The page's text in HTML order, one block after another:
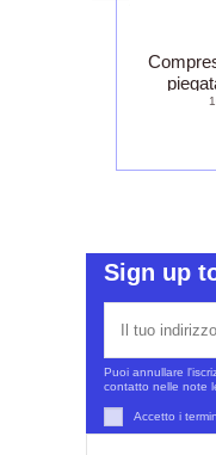
Sign up
Puoi annullare
contatto nelle note
Accetto i